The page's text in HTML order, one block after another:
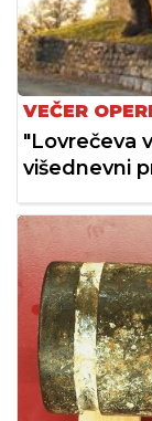
VEČER
"Lovrečeva
višednevni